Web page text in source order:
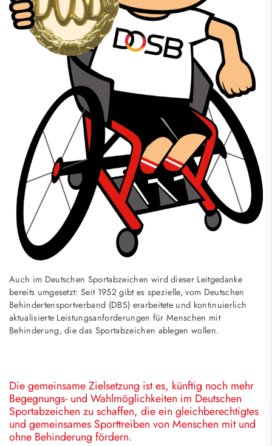
Auch im Deutschen Sportabzeichen wird dieser Leitgedanke
bereits umgesetzt: Seit 1952 gibt es spezielle, vom Deutschen
Behindertensportverband (DBS) erarbeitete und kontinuierlich
aktualisierte Leistungsanforderungen für Menschen mit
Behinderung, die das Sportabzeichen ablegen wollen.
Die gemeinsame Zielsetzung ist es, künftig noch mehr
Begegnungs- und Wahlmöglichkeiten im Deutschen
Sportabzeichen zu schaffen, die ein gleichberechtigtes
und gemeinsames Sporttreiben von Menschen mit und
ohne Behinderung fördern.